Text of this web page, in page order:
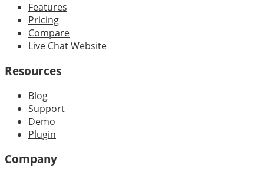
Features
Pricing
Compare
Live Chat Website
Resources
Blog
Support
Demo
Plugin
Company